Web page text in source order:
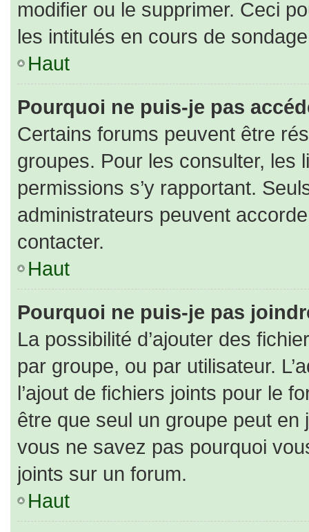
modifier ou le supprimer. Ceci
les intitulés en cours de
Haut
Pourquoi ne puis-je pas
Certains forums peuvent être
groupes. Pour les consulter, les
permissions s’y rapportant.
administrateurs peuvent
contacter.
Haut
Pourquoi ne puis-je pas
La possibilité d’ajouter des
par groupe, ou par utilisateur.
l’ajout de fichiers joints pour le
être que seul un groupe peut en
vous ne savez pas pourquoi
joints sur un forum.
Haut